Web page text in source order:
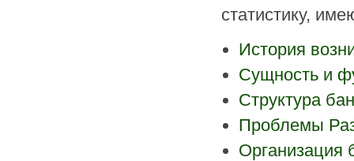
статистику,
История
Сущность и
Структура
Проблемы
Организация